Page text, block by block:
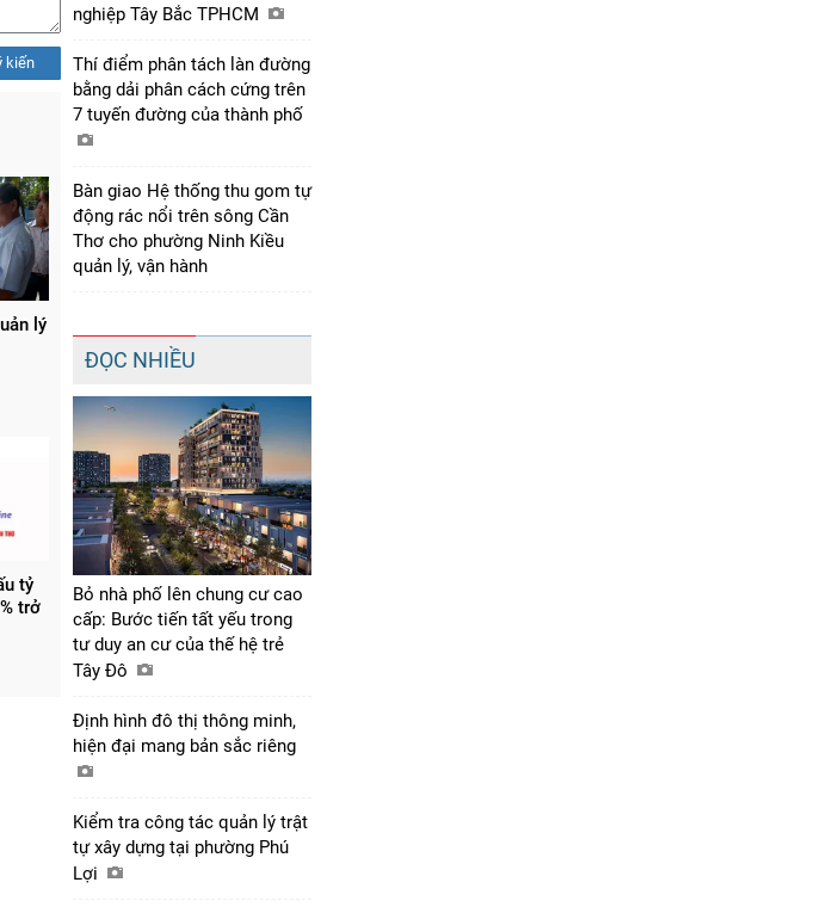
kiến
lý
tỷ
trở
nghiệp Tây Bắc TPHCM
Thí điểm phân tách làn đường
bằng dải phân cách cứng trên
7 tuyến đường của thành phố
Bàn giao Hệ thống thu gom tự
động rác nổi trên sông Cần
Thơ cho phường Ninh Kiều
quản lý, vận hành
ĐỌC NHIỀU
Bỏ nhà phố lên chung cư cao
cấp: Bước tiến tất yếu trong
tư duy an cư của thế hệ trẻ
Tây Đô
Định hình đô thị thông minh,
hiện đại mang bản sắc riêng
Kiểm tra công tác quản lý trật
tự xây dựng tại phường Phú
Lợi